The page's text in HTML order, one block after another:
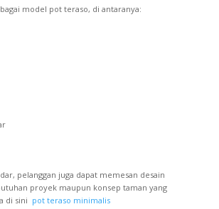
model pot teraso, di antaranya:
pelanggan juga dapat memesan desain
proyek maupun konsep taman yang
di sini pot teraso minimalis